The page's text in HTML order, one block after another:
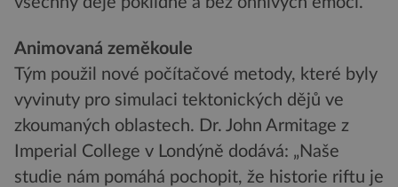
Animovaná zeměkoule
Tým použil nové počítačové metody, které byly
vyvinuty pro simulaci tektonických dějů ve
zkoumaných oblastech. Dr. John Armitage z
Imperial College v Londýně dodává: „Naše
studie nám pomáhá pochopit, že historie riftu je